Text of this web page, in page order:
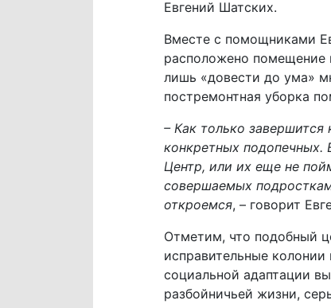
Евгений Шатских.
Вместе с помощниками
расположено помещение
лишь «довести до ума»
постремонтная уборка
– Как только
конкретных
Центр, или их еще не
совершаемых
откроемся, – говорит
Отметим, что подобный
исправительные
социальной адаптации
разбойничьей жизни,